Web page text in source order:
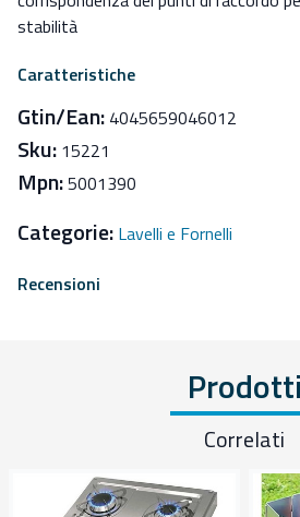
stabilità
Caratteristiche
Gtin/Ean: 4045659046012
Sku: 15221
Mpn:5001390
Categorie: Lavelli e Fornelli
Recensioni
Prodotti
Correlati